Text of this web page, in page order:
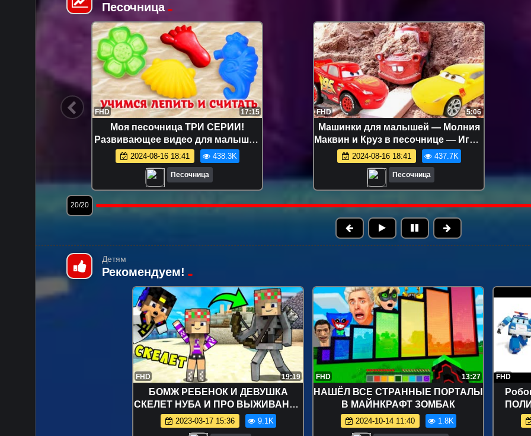
Песочница
FHD 17:15
Моя песочница ТРИ СЕРИИ!
Развивающее видео для малышей
про игрушки и игры с песком.
Лепим куличики!
2024-08-16 18:41 438.3K
Песочница
FHD 5:06
Машинки для малышей — Молния
Маквин и Круз в песочнице — Игры
для самых маленьких
2024-08-16 18:41 437.7K
Песочница
20/20
Детям
Рекомендуем!
FHD 19:19
БОМЖ РЕБЕНОК И ДЕВУШКА
СКЕЛЕТ НУБА И ПРО ВЫЖИВАНИЕ
БОМЖА! МАЙНКРАФТ В
РЕАЛЬНОЙ ЖИЗНИ ВИДЕО
2023-03-17 15:36 9.1K
FHD 13:27
НАШЁЛ ВСЕ СТРАННЫЕ ПОРТАЛЫ
В МАЙНКРАФТ ЗОМБАК
2024-10-14 11:40 1.8K
FHD